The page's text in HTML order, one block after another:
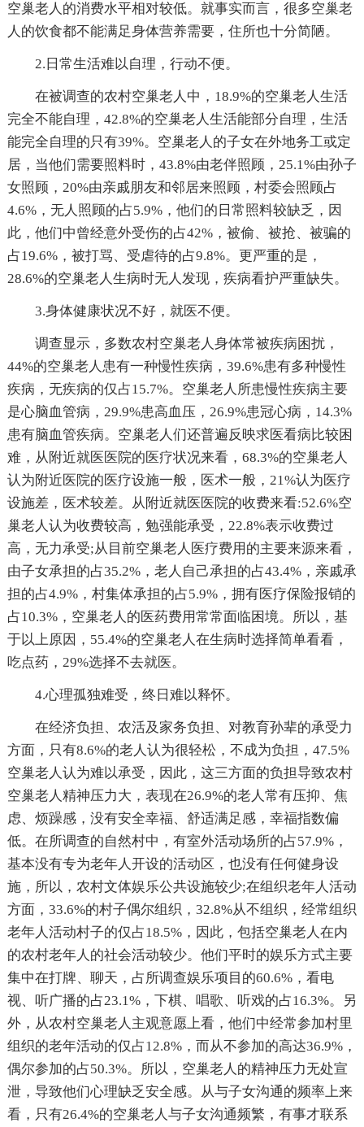
空巢老人的消费水平相对较低。就事实而言，很多空巢老
人的饮食都不能满足身体营养需要，住所也十分简陋。
2.日常生活难以自理，行动不便。
在被调查的农村空巢老人中，18.9%的空巢老人生活
完全不能自理，42.8%的空巢老人生活能部分自理，生活
能完全自理的只有39%。空巢老人的子女在外地务工或定
居，当他们需要照料时，43.8%由老伴照顾，25.1%由孙子
女照顾，20%由亲戚朋友和邻居来照顾，村委会照顾占
4.6%，无人照顾的占5.9%，他们的日常照料较缺乏，因
此，他们中曾经意外受伤的占42%，被偷、被抢、被骗的
占19.6%，被打骂、受虐待的占9.8%。更严重的是，
28.6%的空巢老人生病时无人发现，疾病看护严重缺失。
3.身体健康状况不好，就医不便。
调查显示，多数农村空巢老人身体常被疾病困扰，
44%的空巢老人患有一种慢性疾病，39.6%患有多种慢性
疾病，无疾病的仅占15.7%。空巢老人所患慢性疾病主要
是心脑血管病，29.9%患高血压，26.9%患冠心病，14.3%
患有脑血管疾病。空巢老人们还普遍反映求医看病比较困
难，从附近就医医院的医疗状况来看，68.3%的空巢老人
认为附近医院的医疗设施一般，医术一般，21%认为医疗
设施差，医术较差。从附近就医医院的收费来看:52.6%空
巢老人认为收费较高，勉强能承受，22.8%表示收费过
高，无力承受;从目前空巢老人医疗费用的主要来源来看，
由子女承担的占35.2%，老人自己承担的占43.4%，亲戚承
担的占4.9%，村集体承担的占5.9%，拥有医疗保险报销的
占10.3%，空巢老人的医药费用常常面临困境。所以，基
于以上原因，55.4%的空巢老人在生病时选择简单看看，
吃点药，29%选择不去就医。
4.心理孤独难受，终日难以释怀。
在经济负担、农活及家务负担、对教育孙辈的承受力
方面，只有8.6%的老人认为很轻松，不成为负担，47.5%
空巢老人认为难以承受，因此，这三方面的负担导致农村
空巢老人精神压力大，表现在26.9%的老人常有压抑、焦
虑、烦躁感，没有安全幸福、舒适满足感，幸福指数偏
低。在所调查的自然村中，有室外活动场所的占57.9%，
基本没有专为老年人开设的活动区，也没有任何健身设
施，所以，农村文体娱乐公共设施较少;在组织老年人活动
方面，33.6%的村子偶尔组织，32.8%从不组织，经常组织
老年人活动村子的仅占18.5%，因此，包括空巢老人在内
的农村老年人的社会活动较少。他们平时的娱乐方式主要
集中在打牌、聊天，占所调查娱乐项目的60.6%，看电
视、听广播的占23.1%，下棋、唱歌、听戏的占16.3%。另
外，从农村空巢老人主观意愿上看，他们中经常参加村里
组织的老年活动的仅占12.8%，而从不参加的高达36.9%，
偶尔参加的占50.3%。所以，空巢老人的精神压力无处宣
泄，导致他们心理缺乏安全感。从与子女沟通的频率上来
看，只有26.4%的空巢老人与子女沟通频繁，有事才联系